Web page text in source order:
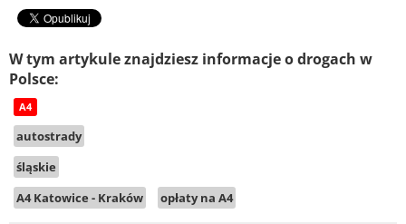
W tym artykule znajdziesz informacje o drogach w
Polsce:
A4
autostrady
śląskie
A4 Katowice - Kraków
opłaty na A4